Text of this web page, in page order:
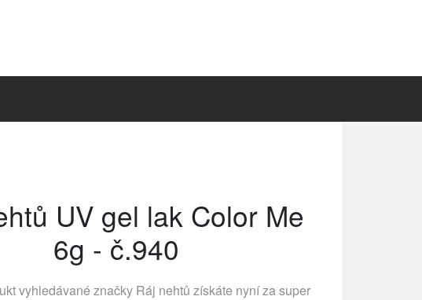
UV gel lak Color Me
6g - č.940
vyhledávané značky Ráj nehtů získáte nyní za super